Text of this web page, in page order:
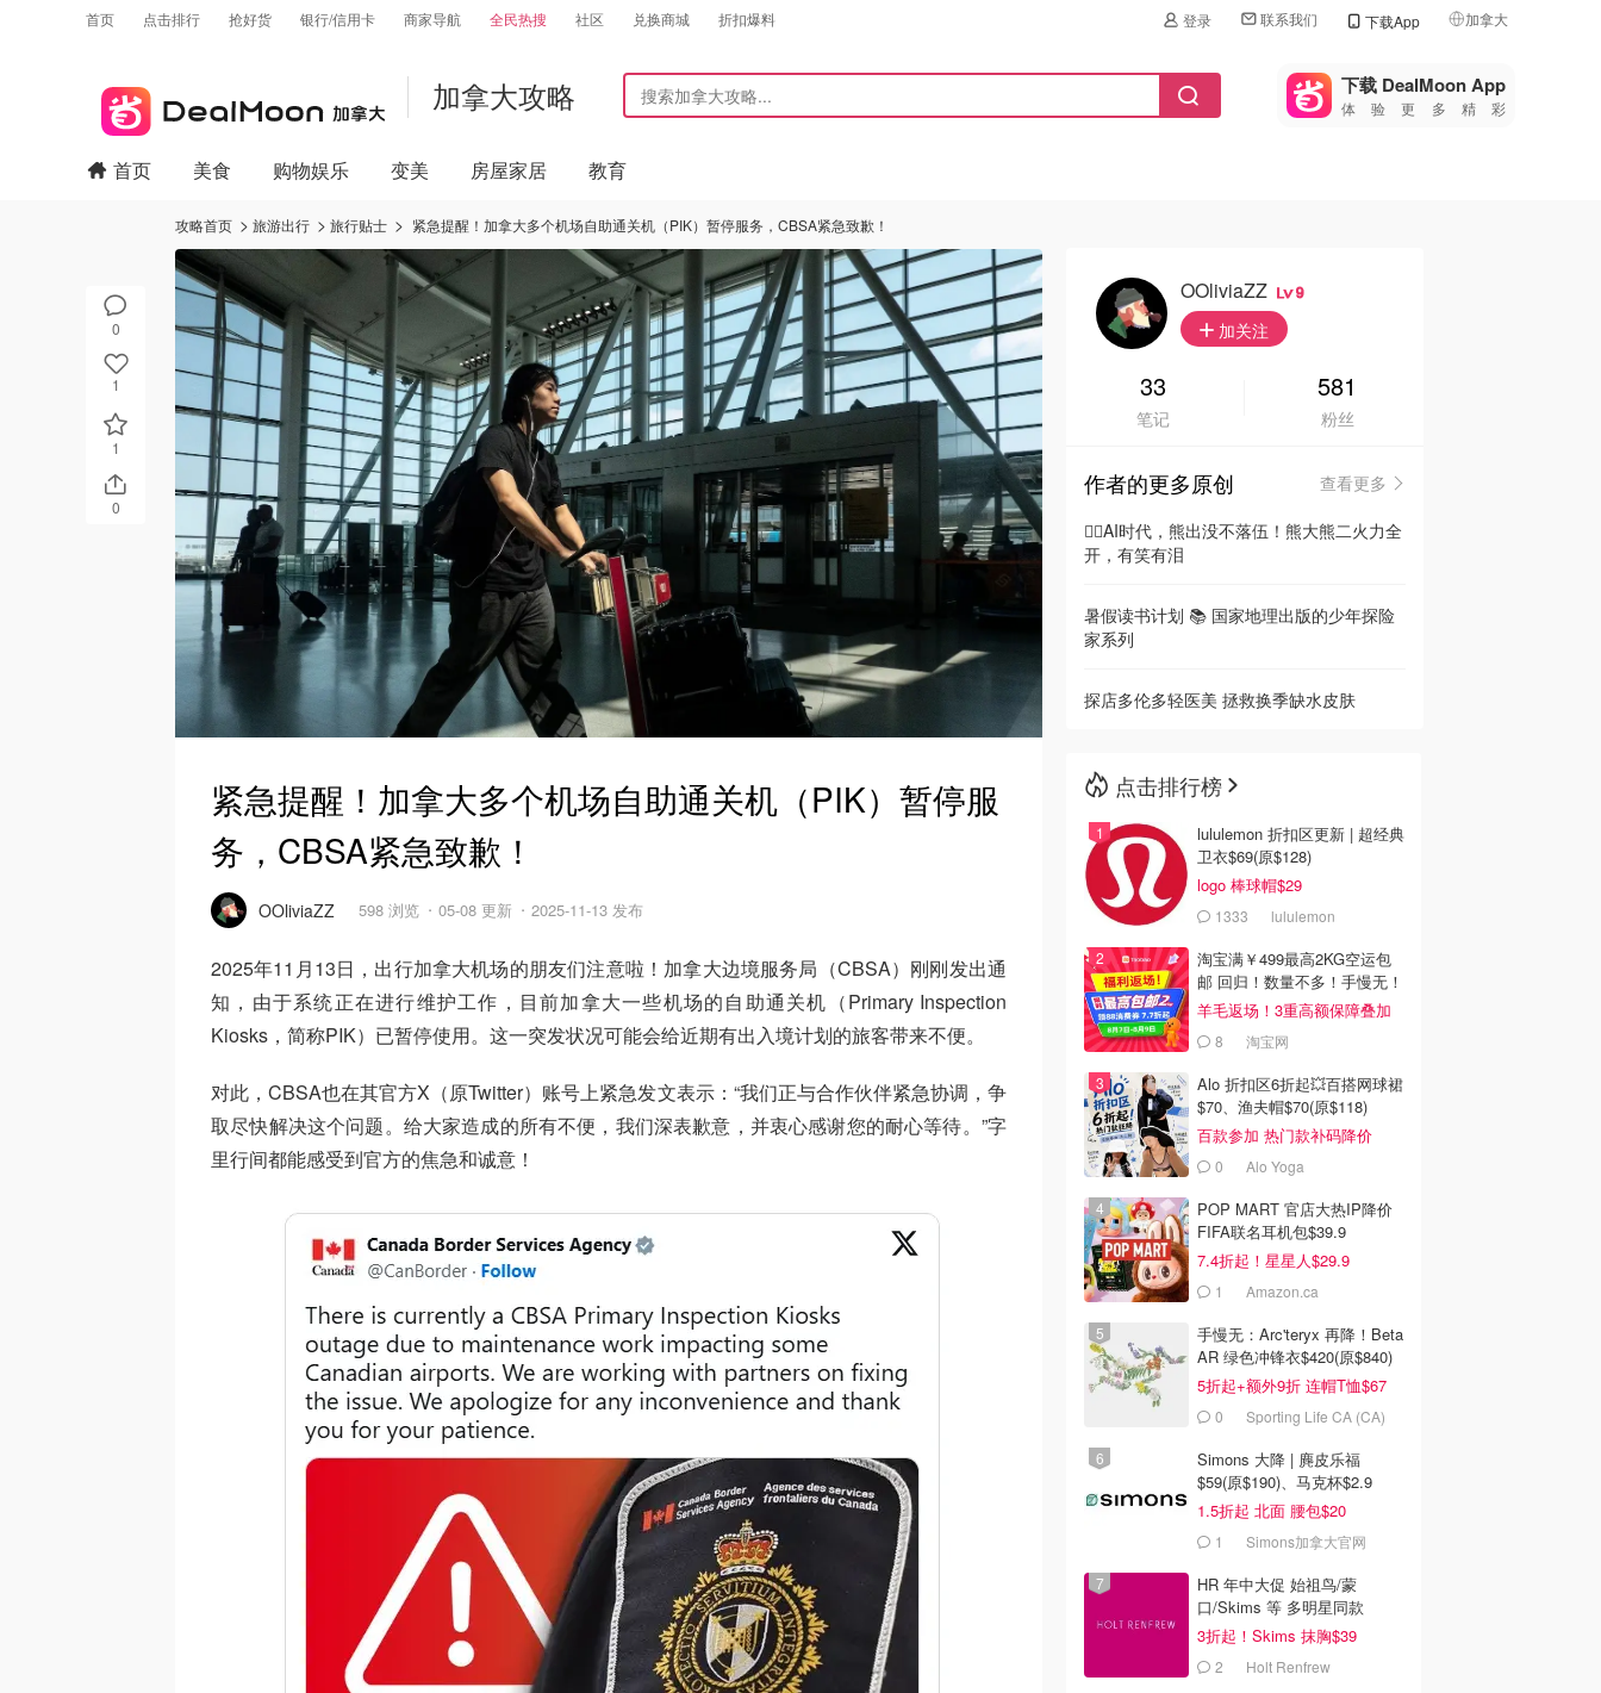
首页 点击排行 抢好货 银行/信用卡 商家导航 全民热搜 社区 兑换商城 折扣爆料 登录 联系我们 下载App 加拿大
🇺🇸
美国
🇨🇳中国
🇮🇹
🇦🇺
🇳🇿新西兰
加拿大攻略 下载 DealMoon App
体验更多精彩
0
1
1
0
首页 美食 购物娱乐 变美 房屋家居 教育
攻略首页 旅游出行 旅行贴士 紧急提醒！加拿大多个机场自助通关机（PIK）暂停服务，CBSA紧急致歉！
紧急提醒！加拿大多个机场自助通关机（PIK）暂停服
务，CBSA紧急致歉！
OOliviaZZ 598 浏览 05-08 更新 2025-11-13 发布
2025年11月13日，出行加拿大机场的朋友们注意啦！加拿大边境服务局（CBSA）刚刚发出通
知，由于系统正在进行维护工作，目前加拿大一些机场的自助通关机（Primary Inspection
Kiosks，简称PIK）已暂停使用。这一突发状况可能会给近期有出入境计划的旅客带来不便。
对此，CBSA也在其官方X（原Twitter）账号上紧急发文表示：“我们正与合作伙伴紧急协调，争
取尽快解决这个问题。给大家造成的所有不便，我们深表歉意，并衷心感谢您的耐心等待。”字
里行间都能感受到官方的焦急和诚意！
OOliviaZZ 9
加关注
33
笔记
581
粉丝
作者的更多原创
查看更多
🦸‍♂️AI时代，熊出没不落伍！熊大熊二火力全
开，有笑有泪
暑假读书计划 📚 国家地理出版的少年探险
家系列
探店多伦多轻医美 拯救换季缺水皮肤
点击排行榜
lululemon 折扣区更新 | 超经典
卫衣$69(原$128)
logo 棒球帽$29
1333 lululemon
淘宝满￥499最高2KG空运包
邮 回归！数量不多！手慢无！
羊毛返场！3重高额保障叠加
8 淘宝网
Alo 折扣区6折起💥百搭网球裙
$70、渔夫帽$70(原$118)
百款参加 热门款补码降价
0 Alo Yoga
POP MART 官店大热IP降价
FIFA联名耳机包$39.9
7.4折起！星星人$29.9
1 Amazon.ca
手慢无：Arc'teryx 再降！Beta
AR 绿色冲锋衣$420(原$840)
5折起+额外9折 连帽T恤$67
0 Sporting Life CA (CA)
Simons 大降 | 麂皮乐福
$59(原$190)、马克杯$2.9
1.5折起 北面 腰包$20
1 Simons加拿大官网
HR 年中大促 始祖鸟/蒙
口/Skims 等 多明星同款
3折起！Skims 抹胸$39
2 Holt Renfrew